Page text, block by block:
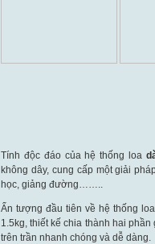
Tính độc đáo của hệ thống loa
không dây, cung cấp một giải
học, giảng đường……..
Ấn tượng đầu tiên về hệ thống
1.5kg, thiết kế chia thành hai
trên trần nhanh chóng và dễ dàng.